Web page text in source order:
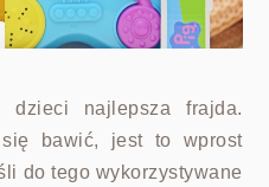
najlepsza frajda.
bawić, jest to wprost
do tego wykorzystywane